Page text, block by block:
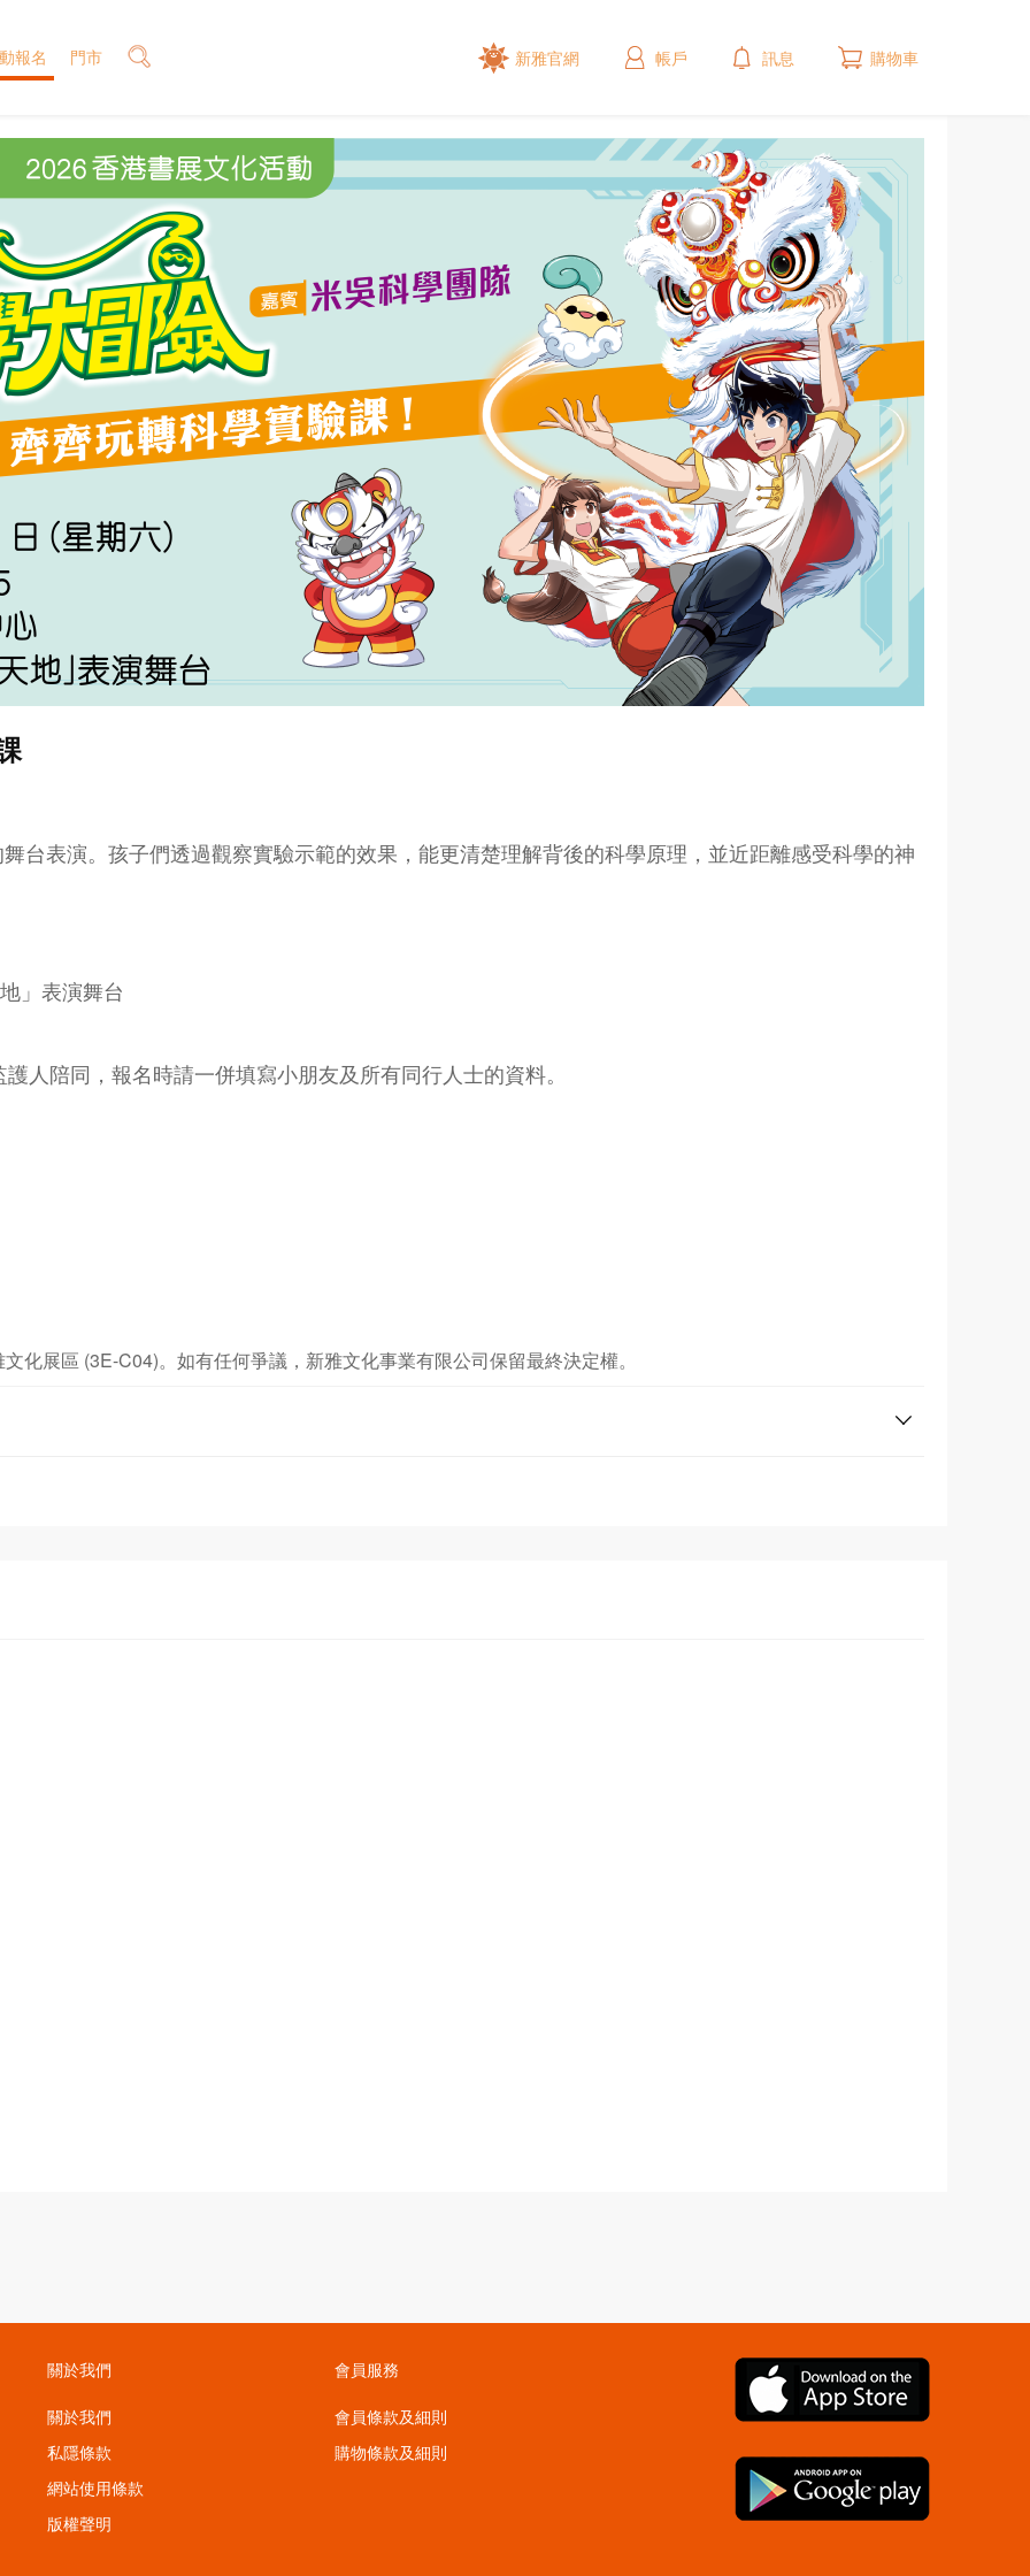
台表演。孩子們透過觀察實驗示範的效果，能更清楚理解背後的科學原理，並近距離感受科學的神
」表演舞台
人陪同，報名時請一併填寫小朋友及所有同行人士的資料。
化展區 (3E-C04)。如有任何爭議，新雅文化事業有限公司保留最終決定權。
報名 門市 新雅官網 帳戶 訊息 購物車
關於我們
關於我們
私隱條款
網站使用條款
版權聲明
會員服務
會員條款及細則
購物條款及細則